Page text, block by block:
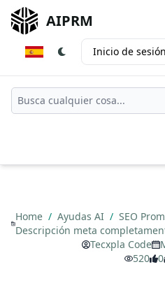
AIPRM
Inicio de sesión
Home / Ayudas AI / SEO
Descripción meta
Tecxpla Code
520
0